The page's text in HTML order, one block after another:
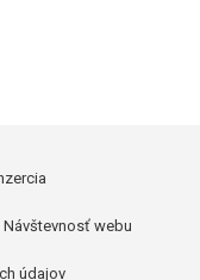
Návštevnosť webu
údajov